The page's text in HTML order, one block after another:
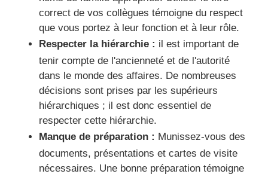
correct de vos collègues témoigne du respect
que vous portez à leur fonction et à leur rôle.
Respecter la hiérarchie : il est important de
tenir compte de l'ancienneté et de l'autorité
dans le monde des affaires. De nombreuses
décisions sont prises par les supérieurs
hiérarchiques ; il est donc essentiel de
respecter cette hiérarchie.
Manque de préparation : Munissez-vous des
documents, présentations et cartes de visite
nécessaires. Une bonne préparation témoigne